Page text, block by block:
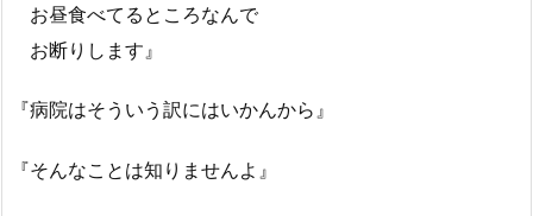
お昼食べてるところなんで
お断りします』
『病院はそういう訳にはいかんから』
『そんなことは知りませんよ』